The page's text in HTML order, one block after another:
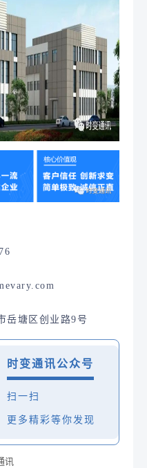
岳塘区创业路9号
时变通讯公众号
扫一扫
更多精彩等你发现
讯